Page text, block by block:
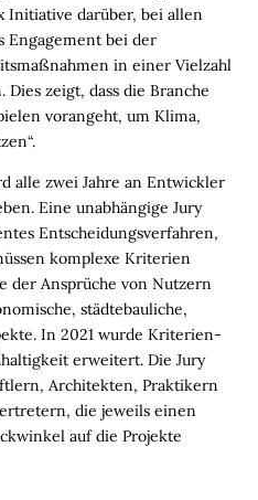
Initiative darüber, bei allen
Engagement bei der
in einer Vielzahl
zeigt, dass die Branche
vorangeht, um Klima,
alle zwei Jahre an Entwickler
Eine unabhängige Jury
Entscheidungsverfahren,
komplexe Kriterien
der Ansprüche von Nutzern
städtebauliche,
In 2021 wurde Kriterien-
erweitert. Die Jury
Architekten, Praktikern
die jeweils einen
auf die Projekte